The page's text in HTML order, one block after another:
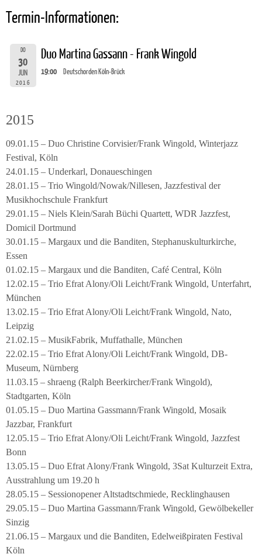
Termin-Informationen:
DO
30
JUN
2016
Duo Martina Gassann - Frank Wingold
19:00 Deutschorden Köln-Brück
2015
09.01.15 – Duo Christine Corvisier/Frank Wingold, Winterjazz
Festival, Köln
24.01.15 – Underkarl, Donaueschingen
28.01.15 – Trio Wingold/Nowak/Nillesen, Jazzfestival der
Musikhochschule Frankfurt
29.01.15 – Niels Klein/Sarah Büchi Quartett, WDR Jazzfest,
Domicil Dortmund
30.01.15 – Margaux und die Banditen, Stephanuskulturkirche,
Essen
01.02.15 – Margaux und die Banditen, Café Central, Köln
12.02.15 – Trio Efrat Alony/Oli Leicht/Frank Wingold, Unterfahrt,
München
13.02.15 – Trio Efrat Alony/Oli Leicht/Frank Wingold, Nato,
Leipzig
21.02.15 – MusikFabrik, Muffathalle, München
22.02.15 – Trio Efrat Alony/Oli Leicht/Frank Wingold, DB-
Museum, Nürnberg
11.03.15 – shraeng (Ralph Beerkircher/Frank Wingold),
Stadtgarten, Köln
01.05.15 – Duo Martina Gassmann/Frank Wingold, Mosaik
Jazzbar, Frankfurt
12.05.15 – Trio Efrat Alony/Oli Leicht/Frank Wingold, Jazzfest
Bonn
13.05.15 – Duo Efrat Alony/Frank Wingold, 3Sat Kulturzeit Extra,
Ausstrahlung um 19.20 h
28.05.15 – Sessionopener Altstadtschmiede, Recklinghausen
29.05.15 – Duo Martina Gassmann/Frank Wingold, Gewölbekeller
Sinzig
21.06.15 – Margaux und die Banditen, Edelweißpiraten Festival
Köln